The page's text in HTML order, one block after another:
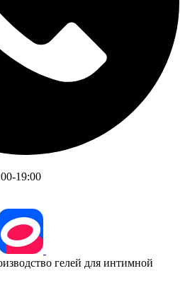
19:00
гелей для интимной